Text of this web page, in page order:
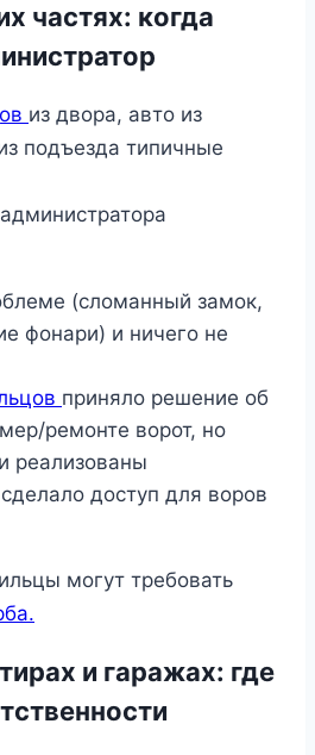
частях: когда
из двора, авто из
подъезда типичные
(сломанный замок,
фонари) и ничего не
приняло решение об
ремонте ворот, но
реализованы
доступ для воров
могут требовать
и гаражах: где